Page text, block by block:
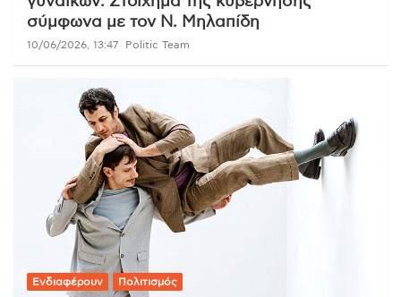
σύμφωνα με τον Ν. Μηλαπίδη
10/06/2026, 13:47 Politic Team
Ενδιαφέρουν Πολιτισμός